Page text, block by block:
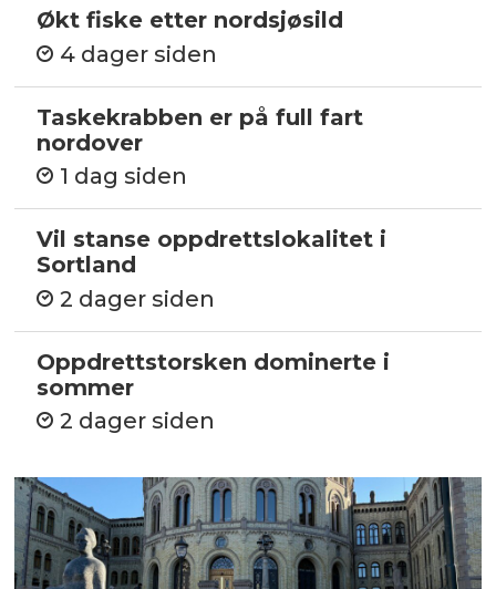
Økt fiske etter nordsjøsild
4 dager siden
Taskekrabben er på full fart
nordover
1 dag siden
Vil stanse oppdrettslokalitet i
Sortland
2 dager siden
Oppdrettstorsken dominerte i
sommer
2 dager siden